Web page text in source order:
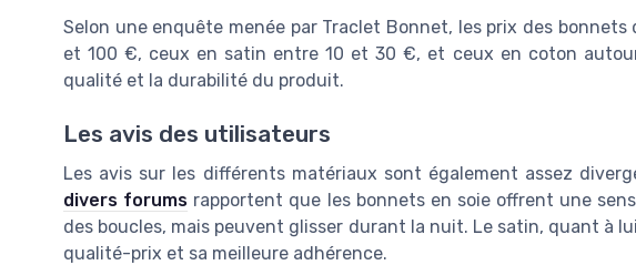
Selon une enquête menée par Traclet Bonnet, les prix des
et 100 €, ceux en satin entre 10 et 30 €, et ceux en coton
qualité et la durabilité du produit.
Les avis des utilisateurs
Les avis sur les différents matériaux sont également assez
divers forums rapportent que les bonnets en soie offrent une
des boucles, mais peuvent glisser durant la nuit. Le satin, quant à
qualité-prix et sa meilleure adhérence.